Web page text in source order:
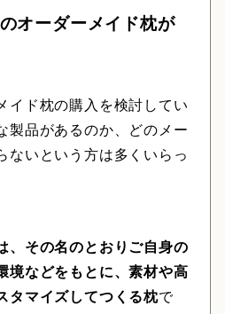
オーダーメイド枕が
イド枕の購入を検討してい
製品があるのか、どのメー
ないという方は多くいらっ
、その名のとおりご自身の
境などをもとに、素材や高
タマイズしてつくる枕で